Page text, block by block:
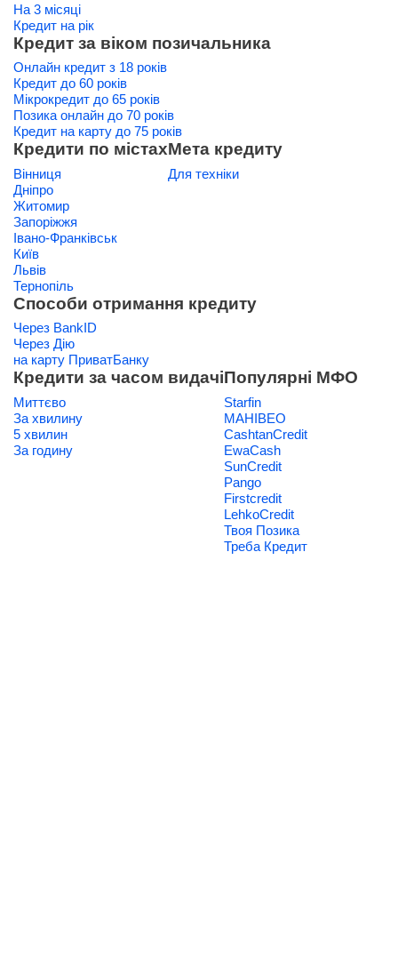
На 3 місяці
Кредит на рік
Кредит за віком позичальника
Онлайн кредит з 18 років
Кредит до 60 років
Мікрокредит до 65 років
Позика онлайн до 70 років
Кредит на карту до 75 років
Кредити по містах
Вінниця
Дніпро
Житомир
Запоріжжя
Івано-Франківськ
Київ
Львів
Тернопіль
Мета кредиту
Для техніки
Способи отримання кредиту
Через BankID
Через Дію
на карту ПриватБанку
Кредити за часом видачі
Миттєво
За хвилину
5 хвилин
За годину
Популярні МФО
Starfin
МАНІВЕО
CashtanCredit
EwaCash
SunCredit
Pango
Firstcredit
LehkoCredit
Твоя Позика
Треба Кредит